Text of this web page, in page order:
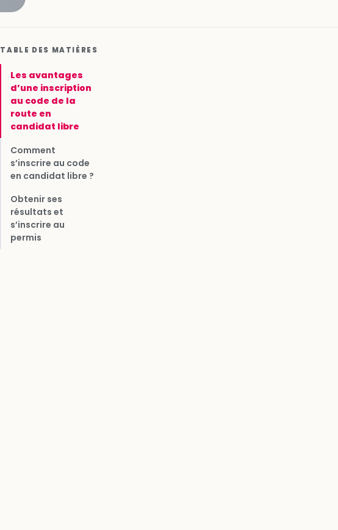
TABLE DES MATIÈRES
Les avantages
d’une inscription
au code de la
route en
candidat libre
Comment
s’inscrire au code
en candidat libre ?
Obtenir ses
résultats et
s’inscrire au
permis